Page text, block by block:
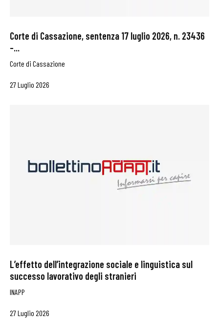
Corte di Cassazione, sentenza 17 luglio 2026, n. 23436
–...
Corte di Cassazione
27 Luglio 2026
L’effetto dell’integrazione sociale e linguistica sul
successo lavorativo degli stranieri
INAPP
27 Luglio 2026